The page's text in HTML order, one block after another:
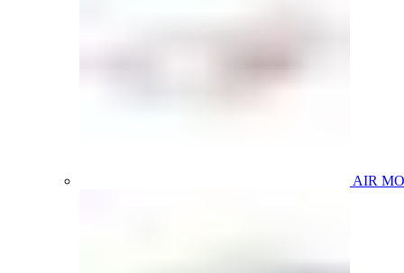
AIR